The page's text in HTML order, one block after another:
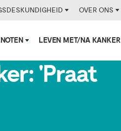
OVER ONS
LEVEN MET/NA KANKER
'Praat